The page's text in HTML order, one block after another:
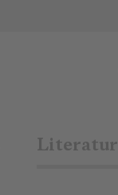
Literatur